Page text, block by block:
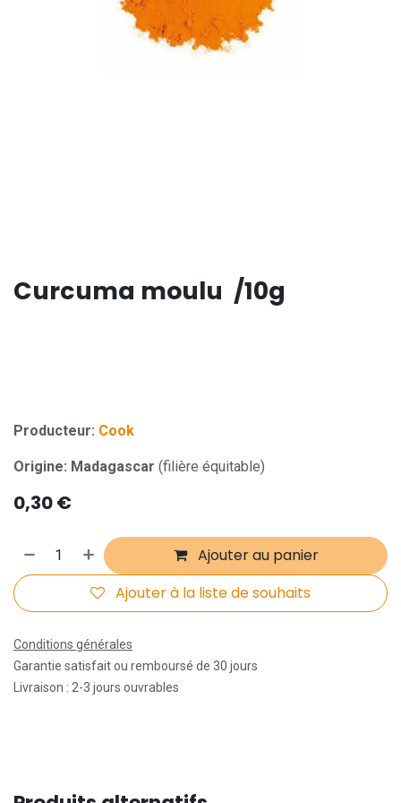
Curcuma moulu /10g
Producteur: Cook
Origine: Madagascar (filière équitable)
0,30€
Ajouter au panier
Ajouter à la liste de souhaits
Conditions générales
Garantie satisfait ou remboursé de 30 jours
Livraison : 2-3 jours ouvrables